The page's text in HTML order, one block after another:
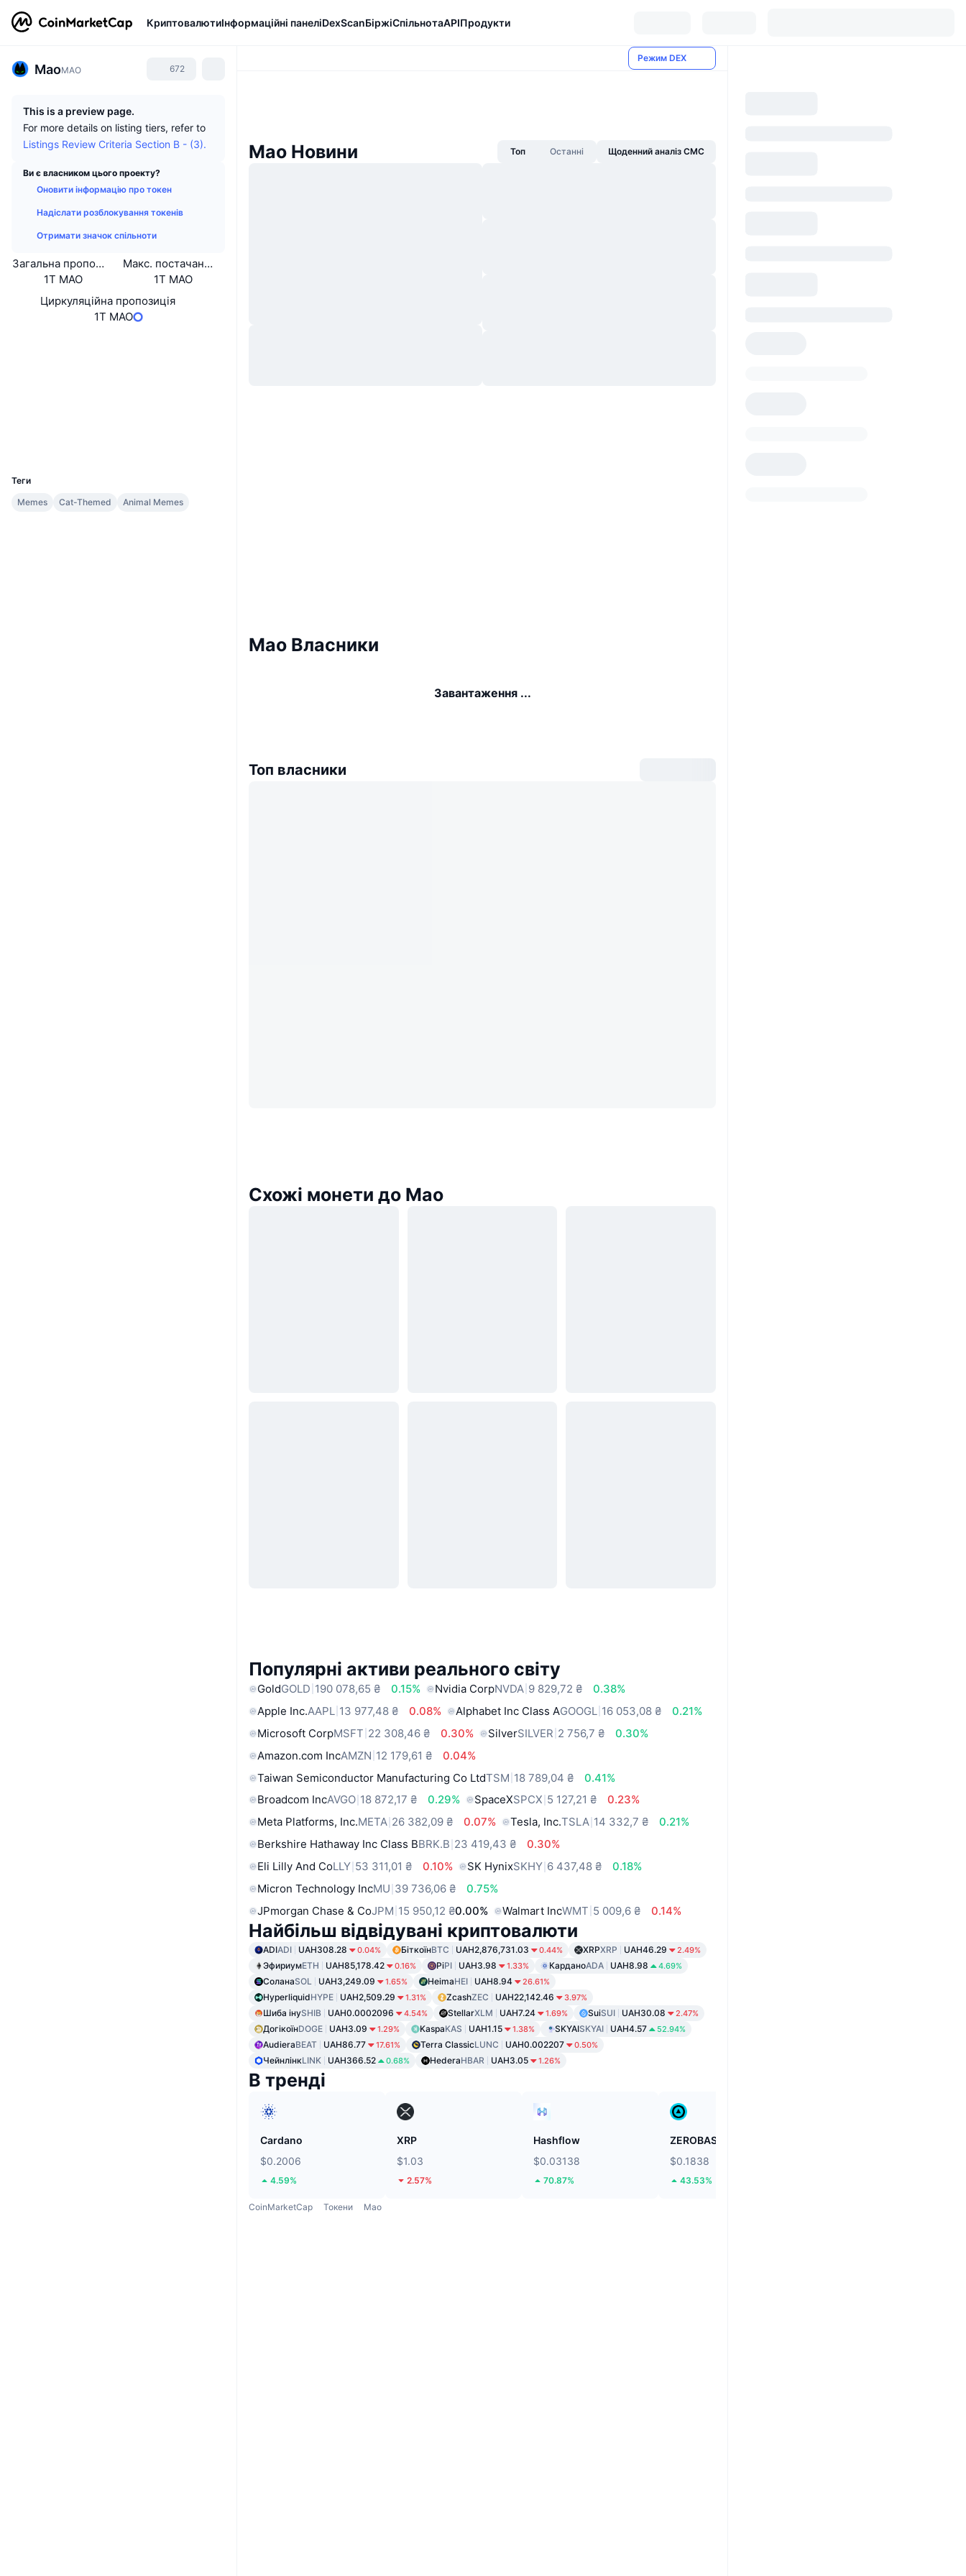
КриптовалютиІнформаційні панеліDexScanБіржіСпільнотаAPIПродукти
MaoMAO 672
This is a preview page.
For more details on listing tiers, refer to
Listings Review Criteria Section B - (3).
Ви є власником цього проекту?
Оновити інформацію про токен
Надіслати розблокування токенів
Отримати значок спільноти
Загальна пропозиція
1T MAO
Макс. постачання
1T MAO
Циркуляційна пропозиція
1T MAO
Теги
Memes
Cat-Themed Animal Memes
Режим DEX
Mao Новини Топ Останні Щоденний аналіз CMC
Mao Власники
Завантаження ...
Топ власники
Схожі монети до Mao
Популярні активи реального світу
GoldGOLD 190 078,65 ₴ 0.15% Nvidia CorpNVDA 9 829,72 ₴
0.38%
Apple Inc.AAPL 13 977,48 ₴ 0.08% Alphabet Inc Class AGOOGL 16 053,08 ₴
0.21%
Microsoft CorpMSFT 22 308,46 ₴ 0.30% SilverSILVER 2 756,7 ₴
0.30%
Amazon.com IncAMZN 12 179,61 ₴
0.04%
Taiwan Semiconductor Manufacturing Co LtdTSM 18 789,04 ₴
0.41%
Broadcom IncAVGO 18 872,17 ₴ 0.29% SpaceXSPCX 5 127,21 ₴
0.23%
Meta Platforms, Inc.META 26 382,09 ₴ 0.07% Tesla, Inc.TSLA 14 332,7 ₴
0.21%
Berkshire Hathaway Inc Class BBRK.B 23 419,43 ₴
0.30%
Eli Lilly And CoLLY 53 311,01 ₴ 0.10% SK HynixSKHY 6 437,48 ₴
0.18%
Micron Technology IncMU 39 736,06 ₴
0.75%
JPmorgan Chase & CoJPM 15 950,12 ₴0.00% Walmart IncWMT 5 009,6 ₴ 0.14%
Найбільш відвідувані криптовалюти
ADIADI UAH308.28 0.04% БіткоїнBTC UAH2,876,731.03 0.44% XRPXRP UAH46.29 2.49%
ЭфириумETH UAH85,178.42 0.16% PiPI UAH3.98 1.33% КарданоADA UAH8.98 4.69%
СоланаSOL UAH3,249.09 1.65% HeimaHEI UAH8.94 26.61%
HyperliquidHYPE UAH2,509.29 1.31% ZcashZEC UAH22,142.46 3.97%
Шиба інуSHIB UAH0.0002096 4.54% StellarXLM UAH7.24 1.69% SuiSUI UAH30.08 2.47%
ДогікоїнDOGE UAH3.09 1.29% KaspaKAS UAH1.15 1.38% SKYAISKYAI UAH4.57 52.94%
AudieraBEAT UAH86.77 17.61% Terra ClassicLUNC UAH0.002207 0.50%
ЧейнлінкLINK UAH366.52 0.68% HederaHBAR UAH3.05 1.26%
В тренді
Cardano
$0.2006
4.59%
XRP
$1.03
2.57%
Hashflow
$0.03138
70.87%
ZEROBASE
$0.1838
43.53%
CoinMarketCap Токени Mao